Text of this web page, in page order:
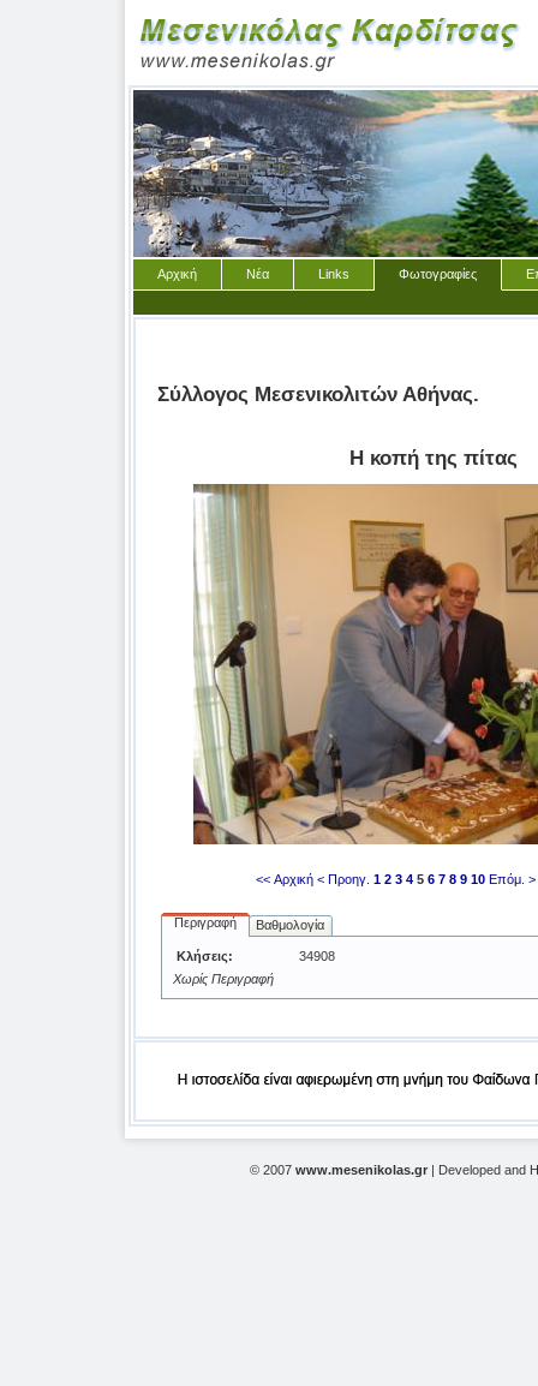
Αρχική Νέα Links Φωτογραφίες
Σύλλογος Μεσενικολιτών Αθήνας.
Η κοπή της πίτας
<< Αρχική < Προηγ. 1 2 3 4 5 6 7 8 9 10 Επόμ. >
Περιγραφή Βαθμολογία
Κλήσεις:
34908
Χωρίς Περιγραφή
© 2007 www.mesenikolas.gr | Developed and